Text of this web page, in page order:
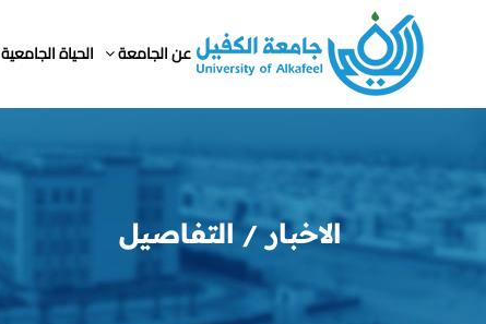
عن الجامعة الحياة الجامعية
الاخبار التفاصيل